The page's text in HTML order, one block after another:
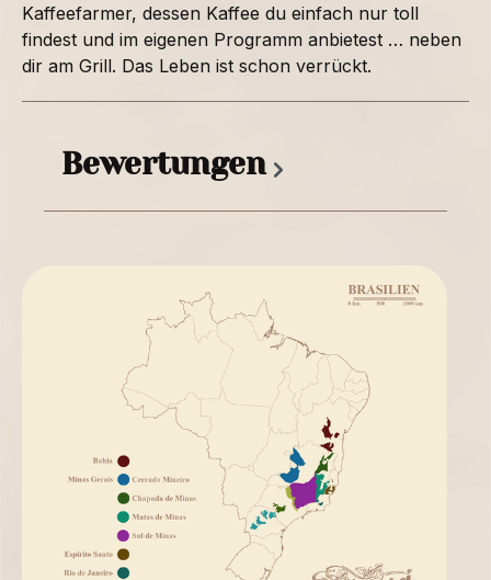
Kaffeefarmer, dessen Kaffee du einfach nur toll
findest und im eigenen Programm anbietest … neben
dir am Grill. Das Leben ist schon verrückt.
Bewertungen